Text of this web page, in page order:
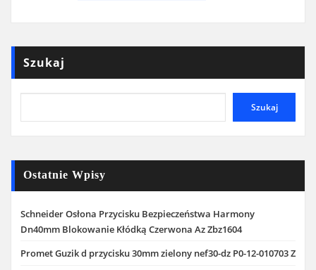
Szukaj
Szukaj
Ostatnie Wpisy
Schneider Osłona Przycisku Bezpieczeństwa Harmony
Dn40mm Blokowanie Kłódką Czerwona Az Zbz1604
Promet Guzik d przycisku 30mm zielony nef30-dz P0-12-010703 Z